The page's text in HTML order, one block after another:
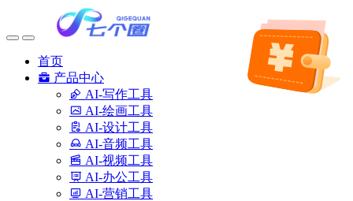
首页
产品中心
AI-写作工具
AI-绘画工具
AI-设计工具
AI-音频工具
AI-视频工具
AI-办公工具
AI-营销工具